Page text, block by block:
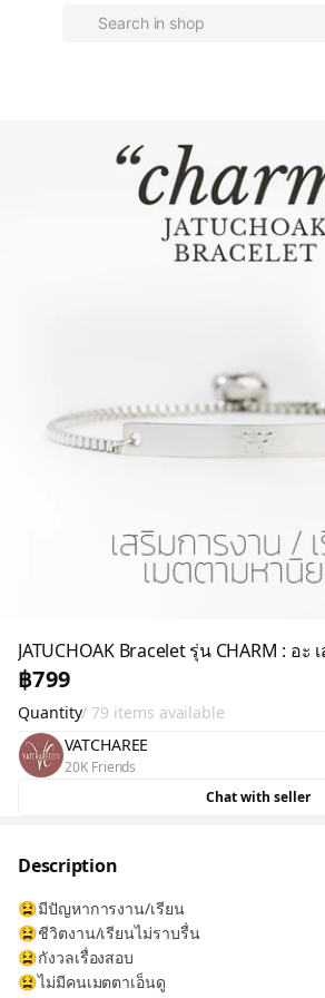
JATUCHOAK Bracelet รุ่น CHARM : อะ
฿799
Quantity/ 79 items available
VATCHAREE
20K Friends
Chat with seller
Description
😫มีปัญหาการงาน/เรียน
😫ชีวิตงาน/เรียนไม่ราบรื่น
😫กังวลเรื่องสอบ
😫ไม่มีคนเมตตาเอ็นดู